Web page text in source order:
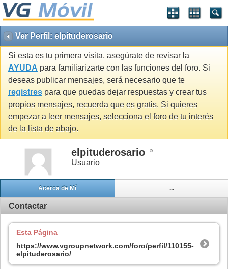
Ver Perfil: elpituderosario
Si esta es tu primera visita, asegúrate de revisar la
AYUDA para familiarizarte con las funciones del foro. Si
deseas publicar mensajes, será necesario que te
registres para que puedas dejar respuestas y crear tus
propios mensajes, recuerda que es gratis. Si quieres
empezar a leer mensajes, selecciona el foro de tu interés
de la lista de abajo.
elpituderosario
Usuario
Acerca de Mí ...
Contactar
Esta Página
https://www.vgroupnetwork.com/foro/perfil/110155-
elpituderosario/